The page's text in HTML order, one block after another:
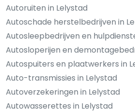
Autoruiten in Lelystad
Autoschade herstelbedrijven in
Autosleepbedrijven en
Autosloperijen en
Autospuiters en plaatwerkers in
Auto-transmissies in Lelystad
Autoverzekeringen in Lelystad
Autowasserettes in Lelystad